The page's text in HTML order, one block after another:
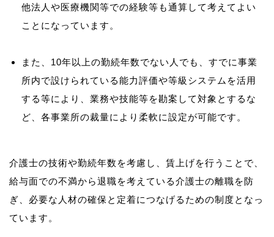
他法人や医療機関等での経験等も通算して考えてよい
ことになっています。
また、10年以上の勤続年数でない人でも、すでに事業
所内で設けられている能力評価や等級システムを活用
する等により、業務や技能等を勘案して対象とするな
ど、各事業所の裁量により柔軟に設定が可能です。
介護士の技術や勤続年数を考慮し、賃上げを行うことで、
給与面での不満から退職を考えている介護士の離職を防
ぎ、必要な人材の確保と定着につなげるための制度となっ
ています。